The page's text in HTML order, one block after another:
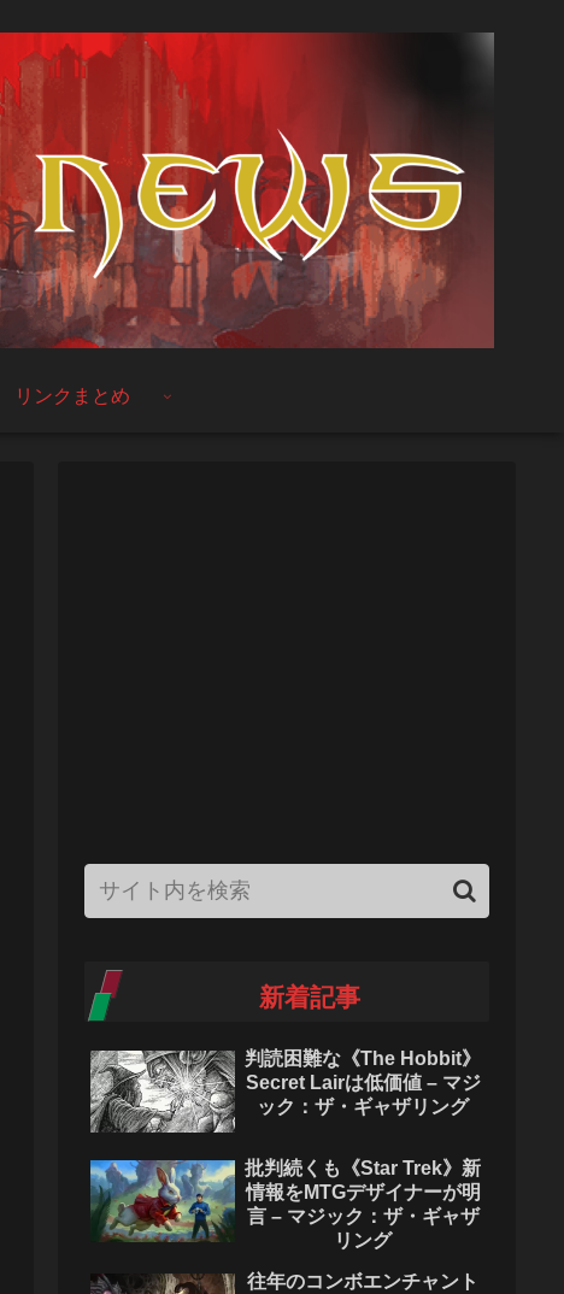
リンクまとめ
新着記事
判読困難な《The Hobbit》
Secret Lairは低価値 – マジ
ック：ザ・ギャザリング
批判続くも《Star Trek》新
情報をMTGデザイナーが明
言 – マジック：ザ・ギャザ
リング
往年のコンボエンチャント